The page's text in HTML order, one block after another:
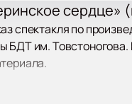
сердце»
спектакля по
БДТ им.